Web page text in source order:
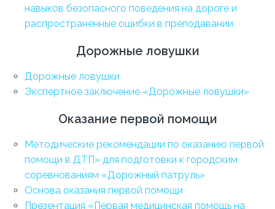
навыков безопасного поведения на дороге и
распространенные ошибки в преподавании
Дорожные ловушки
Дорожные ловушки
Экспертное заключение «Дорожные ловушки»
Оказание первой помощи
Методические рекомендации по оказанию первой
помощи в ДТП» для подготовки к городским
соревнованиям «Дорожный патруль»
Основа оказания первой помощи
Презентация «Первая медицинская помощь на